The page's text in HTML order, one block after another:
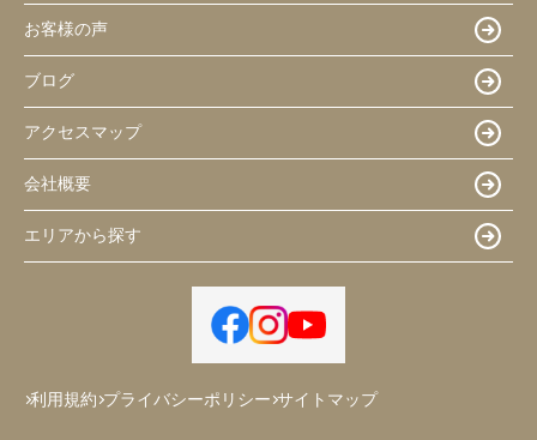
お客様の声
ブログ
アクセスマップ
会社概要
エリアから探す
利用規約 プライバシーポリシー サイトマップ